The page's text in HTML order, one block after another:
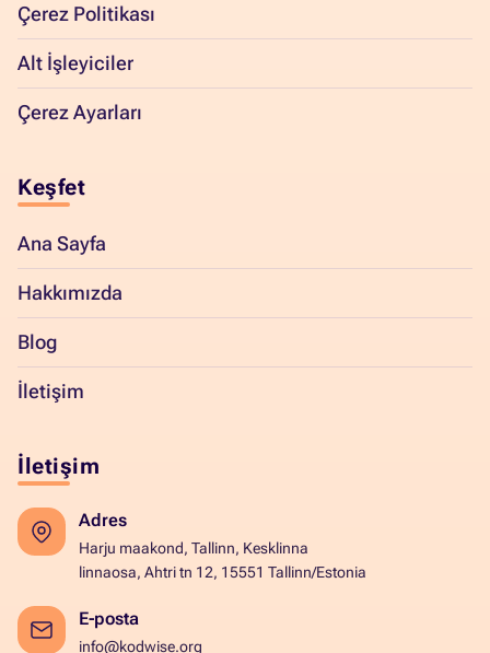
Çerez Politikası
Alt İşleyiciler
Çerez Ayarları
Keşfet
Ana Sayfa
Hakkımızda
Blog
İletişim
İletişim
Adres
Harju maakond, Tallinn, Kesklinna
linnaosa, Ahtri tn 12, 15551 Tallinn/Estonia
E-posta
info@kodwise.org